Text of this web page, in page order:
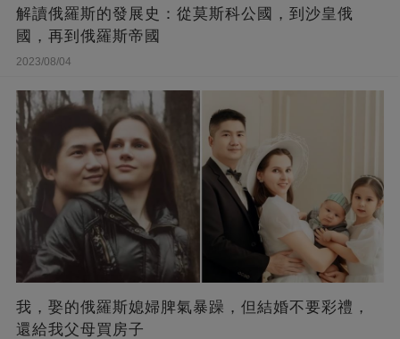
解讀俄羅斯的發展史：從莫斯科公國，到沙皇俄
國，再到俄羅斯帝國
2023/08/04
我，娶的俄羅斯媳婦脾氣暴躁，但結婚不要彩禮，
還給我父母買房子